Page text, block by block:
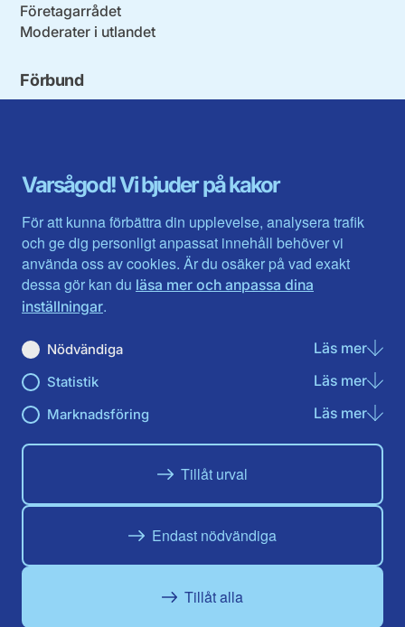
Varsågod! Vi bjuder på kakor
För att kunna förbättra din upplevelse, analysera trafik
och ge dig personligt anpassat innehåll behöver vi
använda oss av cookies. Är du osäker på vad exakt
dessa gör kan du läsa mer och anpassa dina
inställningar.
Nödvändiga Läs merom
Statistik Läs merom
Marknadsföring Läs merom
Tillåt urval
Endast nödvändiga
Tillåt alla
Företagarrådet
Moderater i utlandet
Förbund
Gävleborg
Halland
Jämtlands län
Jönköpings län
Kalmar län
Kronobergs län
Norrbotten
Skåne län
Värmlands län
Västerbotten
Västra Götaland
Västernorrland
Västmanland
Örebro län
Östergötland
Du hittar oss här på sociala medier
Facebook
Instagram